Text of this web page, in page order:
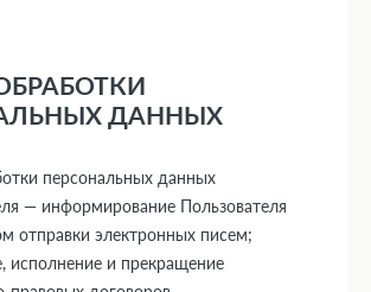
ДАННЫХ
персональных данных
— информирование Пользователя
отправки электронных писем;
исполнение и прекращение